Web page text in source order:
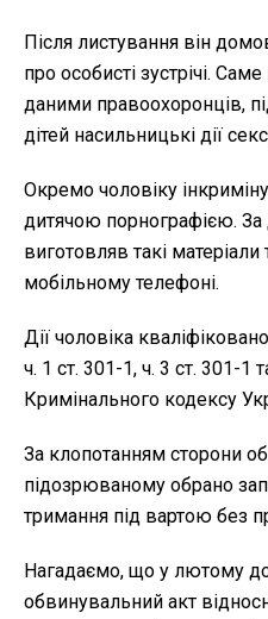
Після листування він
про особисті зустрічі.
даними правоохоронців,
дітей насильницькі дії
Окремо чоловіку
дитячою порнографією. За
виготовляв такі
мобільному телефоні.
Дії чоловіка
ч. 1 ст. 301-1, ч. 3 ст. 301-1
Кримінального кодексу
За клопотанням сторони
підозрюваному обрано
тримання під вартою без
Нагадаємо, що у лютому
обвинувальний акт